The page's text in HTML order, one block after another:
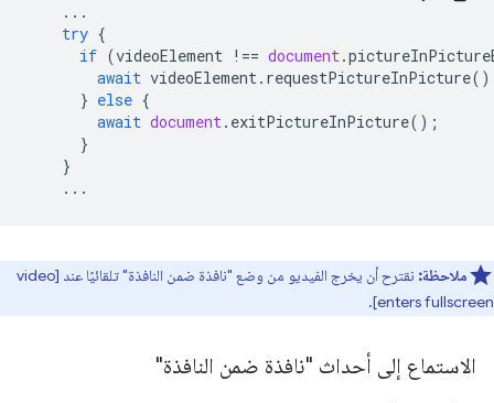
...
try {
if (videoElement !== document.
await videoElement. requestPictureInPicture
} else {
await document. exitPictureInPicture();
}
}
...
ملاحظة:
نقترح أن يخرج الفيديو من وضع "نافذة ضمن النافذة" تلقائيًا عند [video
enters fullscreen].
الاستماع إلى أحداث "نافذة ضمن النافذة"